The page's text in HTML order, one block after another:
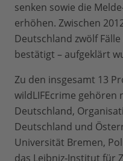
senken sowie die
erhöhen. Zwischen
Deutschland zwölf
bestätigt – aufgeklärt
Zu den insgesamt 13
wildLIFEcrime gehören
Deutschland,
Deutschland und
Universität Bremen,
das Leibniz-Institut für